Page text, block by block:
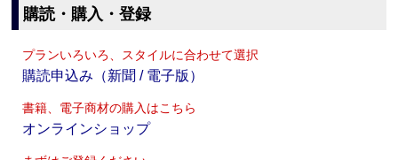
購読・購入・登録
プランいろいろ、スタイルに合わせて選択
購読申込み（新聞 / 電子版）
書籍、電子商材の購入はこちら
オンラインショップ